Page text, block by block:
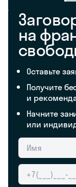
на
Оставьте
Получите
и
Начните
или